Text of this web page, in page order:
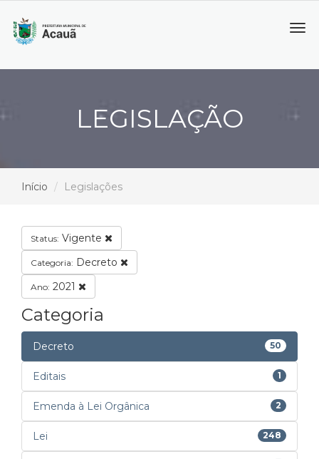
LEGISLAÇÃO
Início Legislações
Status: Vigente
Categoria: Decreto
Ano: 2021
Categoria
Decreto 50
Editais 1
Emenda à Lei Orgânica 2
Lei 248